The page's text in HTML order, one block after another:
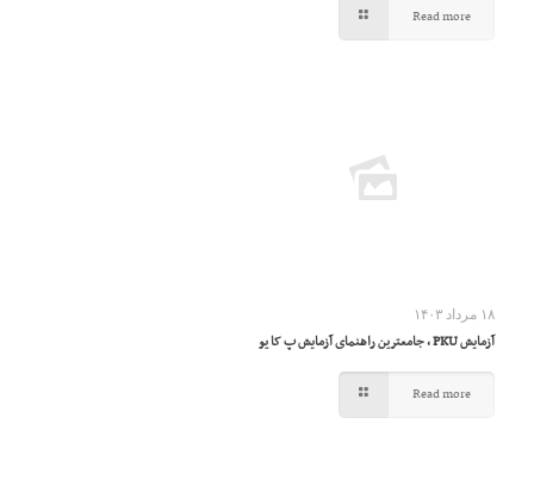
Read more
۱۸ مرداد ۱۴۰۳
آزمایش PKU ، جامعترین راهنمای آزمایش پ کا یو
Read more